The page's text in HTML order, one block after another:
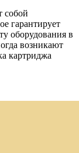
собой
гарантирует
оборудования в
возникают
картриджа